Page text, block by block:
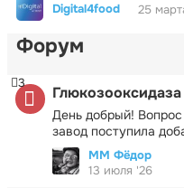
Digital4food
25
Форум
День добрый! Вопрос
завод поступила
3
ММ Фёдор
13 июля '26